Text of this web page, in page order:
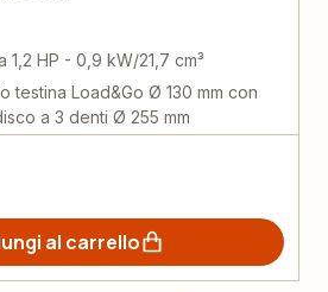
1,2 HP - 0,9 kW/21,7 cm³
testina Load&Go Ø 130 mm con
a 3 denti Ø 255 mm
al carrello